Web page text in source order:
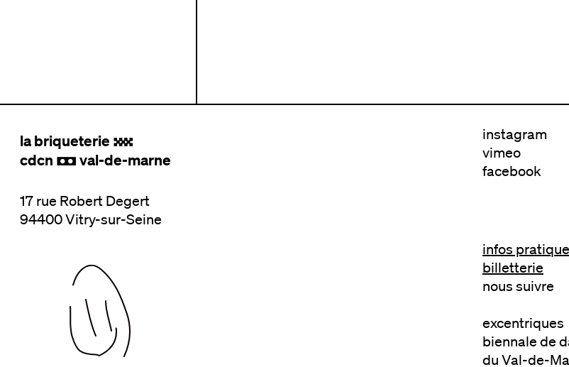
la briqueterie .
cdcn , val-de-marne
17 rue Robert Degert
94400 Vitry-sur-Seine
instagram
vimeo
facebook
infos
billetterie
nous suivre
excentriques
biennale de
du Val-de-